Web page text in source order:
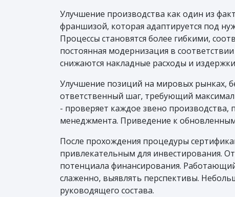
Улучшение производства как один из
франшизой, которая адаптируется под
Процессы становятся более гибкими,
постоянная модернизация в
снижаются накладные расходы и
Улучшение позиций на мировых рынках,
ответственный шаг, требующий
- проверяет каждое звено производства,
менеджмента. Приведение к
После прохождения процедуры
привлекательным для инвестирования.
потенциала финансирования.
слаженно, выявлять перспективы.
руководящего состава.